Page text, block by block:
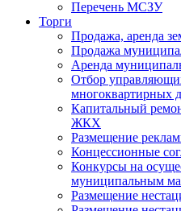
Перечень МСЗУ
Торги
Продажа, аренда
Продажа
Аренда
Отбор
многоквартирных
Капитальный
ЖКХ
Размещение
Концессионные
Конкурсы на
муниципальным
Размещение